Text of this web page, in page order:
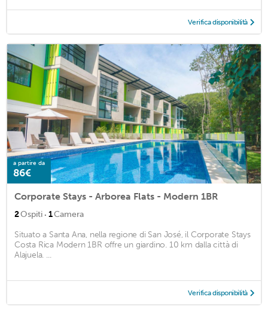
Verifica disponibilità
a partire da
86€
Corporate Stays - Arborea Flats - Modern 1BR
2Ospiti · 1Camera
Situato a Santa Ana, nella regione di San José, il Corporate Stays
Costa Rica Modern 1BR offre un giardino. 10 km dalla città di
Alajuela. ...
Verifica disponibilità